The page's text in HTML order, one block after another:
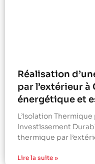
Réalisation
par l’extérieur à
énergétique et
L’Isolation Thermique
Investissement
thermique par
Lire la suite »